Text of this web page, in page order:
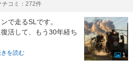
チコミ：272件
で走るSLです。
活して、もう30年経ち
を読む
1